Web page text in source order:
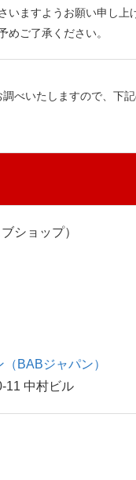
ますようお願い申し上
ご了承ください。
べいたしますので、下
ショップ）
BABジャパン）
11 中村ビル